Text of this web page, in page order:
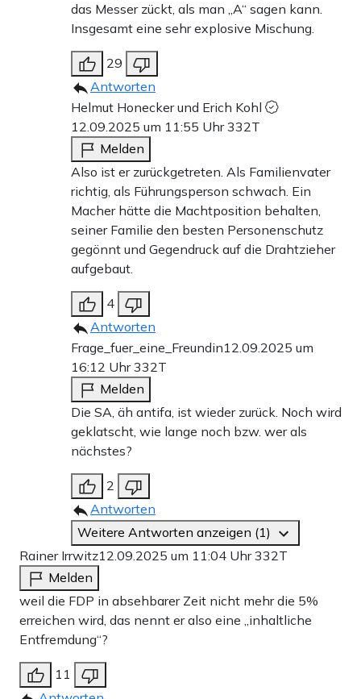
das Messer zückt, als man „A“ sagen kann.
Insgesamt eine sehr explosive Mischung.
29
Antworten
Helmut Honecker und Erich Kohl
12.09.2025 um 11:55 Uhr332T
Melden
Also ist er zurückgetreten. Als Familienvater
richtig, als Führungsperson schwach. Ein
Macher hätte die Machtposition behalten,
seiner Familie den besten Personenschutz
gegönnt und Gegendruck auf die Drahtzieher
aufgebaut.
4
Antworten
Frage_fuer_eine_Freundin12.09.2025 um
16:12 Uhr332T
Melden
Die SA, äh antifa, ist wieder zurück. Noch wird
geklatscht, wie lange noch bzw. wer als
nächstes?
2
Antworten
Weitere Antworten anzeigen (1)
Rainer Irrwitz12.09.2025 um 11:04 Uhr332T
Melden
weil die FDP in absehbarer Zeit nicht mehr die 5%
erreichen wird, das nennt er also eine „inhaltliche
Entfremdung“?
11